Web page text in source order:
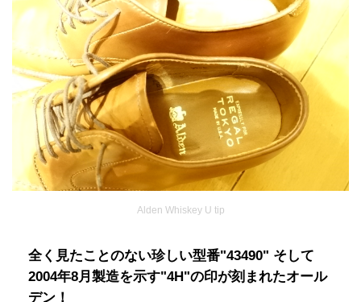
Alden Whiskey U tip
全く見たことのない珍しい型番"43490" そして
2004年8月製造を示す"4H"の印が刻まれたオール
デン！